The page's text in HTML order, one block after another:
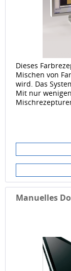
Dieses
Mischen von
wird. Das
Mit nur
Manuelles